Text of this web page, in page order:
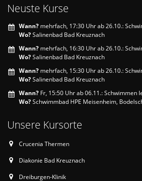
Neuste Kurse
Wann? mehrfach, 17:30 Uhr ab 26.10.:
Wo?Salinenbad Bad Kreuznach
Wann? mehrfach, 16:30 Uhr ab 26.10.:
Wo?Salinenbad Bad Kreuznach
Wann? mehrfach, 15:30 Uhr ab 26.10.:
Wo?Salinenbad Bad Kreuznach
Wann? Fr, 15:50 Uhr ab 06.11.: Schwimmen
Wo?Schwimmbad HPE Meisenheim,
Unsere Kursorte
Crucenia Thermen
Diakonie Bad Kreuznach
Dreiburgen-Klinik